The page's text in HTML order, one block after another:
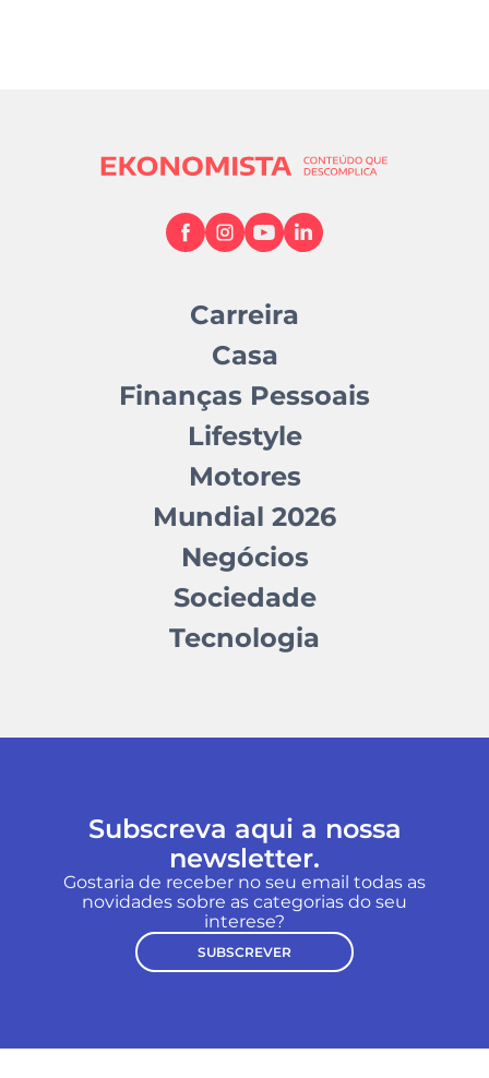
Carreira
Casa
Finanças Pessoais
Lifestyle
Motores
Mundial 2026
Negócios
Sociedade
Tecnologia
Subscreva aqui a nossa
newsletter.
Gostaria de receber no seu email todas as
novidades sobre as categorias do seu
interese?
SUBSCREVER